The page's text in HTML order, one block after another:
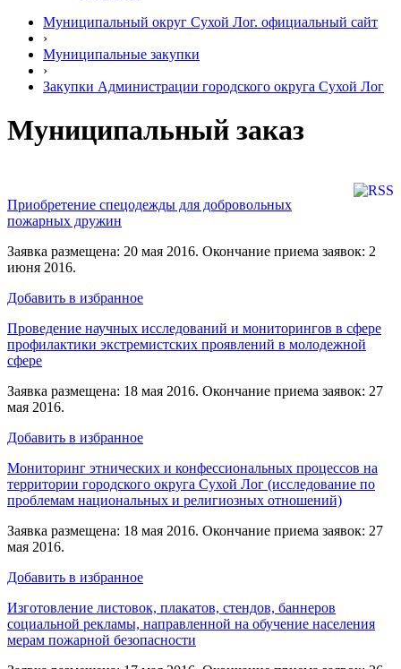
Муниципальный округ Сухой Лог. официальный сайт
›
Муниципальные закупки
›
Закупки Администрации городского округа Сухой Лог
Муниципальный заказ
Приобретение спецодежды для добровольных
пожарных дружин
Заявка размещена: 20 мая 2016. Окончание приема заявок: 2
июня 2016.
Добавить в избранное
Проведение научных исследований и мониторингов в сфере
профилактики экстремистских проявлений в молодежной
сфере
Заявка размещена: 18 мая 2016. Окончание приема заявок: 27
мая 2016.
Добавить в избранное
Мониторинг этнических и конфессиональных процессов на
территории городского округа Сухой Лог (исследование по
проблемам национальных и религиозных отношений)
Заявка размещена: 18 мая 2016. Окончание приема заявок: 27
мая 2016.
Добавить в избранное
Изготовление листовок, плакатов, стендов, баннеров
социальной рекламы, направленной на обучение населения
мерам пожарной безопасности